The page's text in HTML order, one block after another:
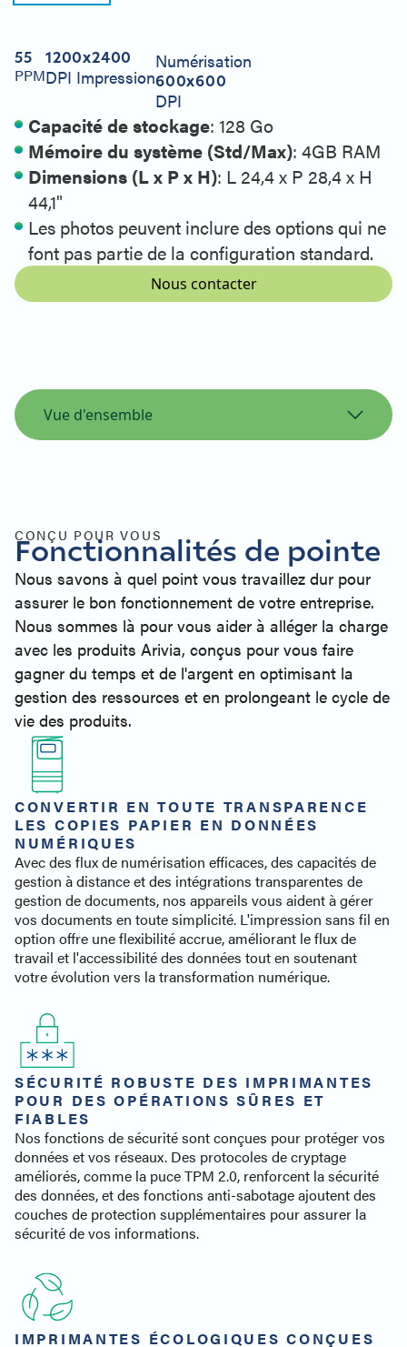
55
PPM
1200x2400
DPI Impression
Numérisation
600x600
DPI
Capacité de stockage: 128 Go
Mémoire du système (Std/Max): 4GB RAM
Dimensions (L x P x H): L 24,4 x P 28,4 x H
44,1"
Les photos peuvent inclure des options qui ne
font pas partie de la configuration standard.
Nous contacter
Vue d'ensemble
Produits similaires
Contact
CONÇU POUR VOUS
Fonctionnalités de pointe
Nous savons à quel point vous travaillez dur pour
assurer le bon fonctionnement de votre entreprise.
Nous sommes là pour vous aider à alléger la charge
avec les produits Arivia, conçus pour vous faire
gagner du temps et de l'argent en optimisant la
gestion des ressources et en prolongeant le cycle de
vie des produits.
CONVERTIR EN TOUTE TRANSPARENCE
LES COPIES PAPIER EN DONNÉES
NUMÉRIQUES
Avec des flux de numérisation efficaces, des capacités de
gestion à distance et des intégrations transparentes de
gestion de documents, nos appareils vous aident à gérer
vos documents en toute simplicité. L'impression sans fil en
option offre une flexibilité accrue, améliorant le flux de
travail et l'accessibilité des données tout en soutenant
votre évolution vers la transformation numérique.
SÉCURITÉ ROBUSTE DES IMPRIMANTES
POUR DES OPÉRATIONS SÛRES ET
FIABLES
Nos fonctions de sécurité sont conçues pour protéger vos
données et vos réseaux. Des protocoles de cryptage
améliorés, comme la puce TPM 2.0, renforcent la sécurité
des données, et des fonctions anti-sabotage ajoutent des
couches de protection supplémentaires pour assurer la
sécurité de vos informations.
IMPRIMANTES ÉCOLOGIQUES CONÇUES